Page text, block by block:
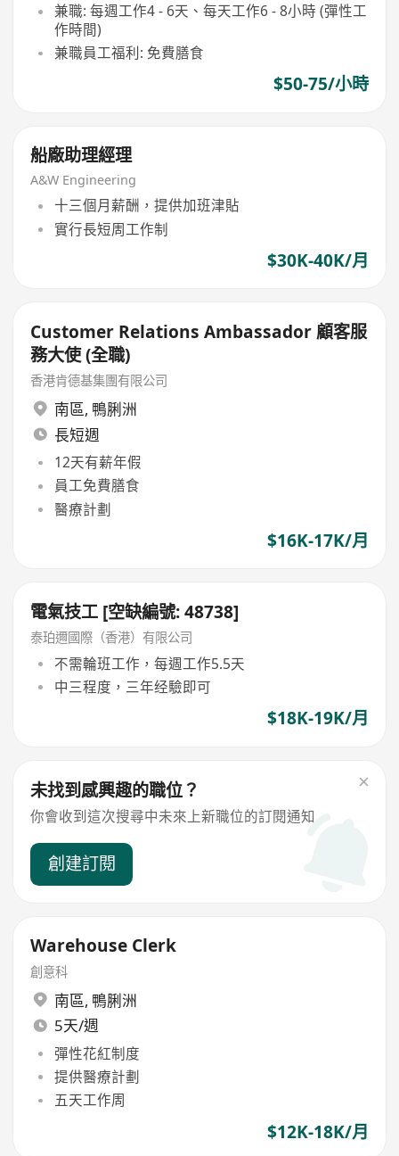
兼職: 每週工作4 - 6天、每天工作6 - 8小時 (彈性工
作時間)
兼職員工福利: 免費膳食
$50-75/小時
船廠助理經理
A&W Engineering
十三個月薪酬，提供加班津貼
實行長短周工作制
$30K-40K/月
Customer Relations Ambassador 顧客服
務大使 (全職)
香港肯德基集團有限公司
南區, 鴨脷洲
長短週
12天有薪年假
員工免費膳食
醫療計劃
$16K-17K/月
電氣技工 [空缺編號: 48738]
泰珀邇國際（香港）有限公司
不需輪班工作，每週工作5.5天
中三程度，三年经驗即可
$18K-19K/月
未找到感興趣的職位？
你會收到這次搜尋中未來上新職位的訂閱通知
創建訂閱
Warehouse Clerk
創意科
南區, 鴨脷洲
5天/週
彈性花紅制度
提供醫療計劃
五天工作周
$12K-18K/月